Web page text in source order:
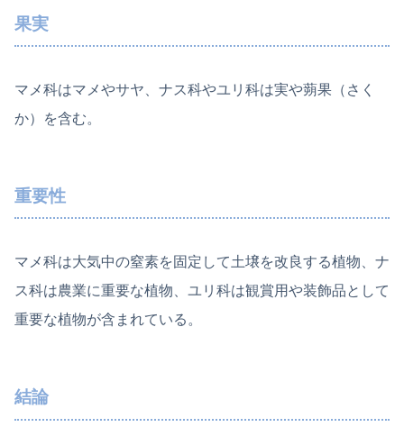
果実
マメ科はマメやサヤ、ナス科やユリ科は実や蒴果（さく
か）を含む。
重要性
マメ科は大気中の窒素を固定して土壌を改良する植物、ナ
ス科は農業に重要な植物、ユリ科は観賞用や装飾品として
重要な植物が含まれている。
結論